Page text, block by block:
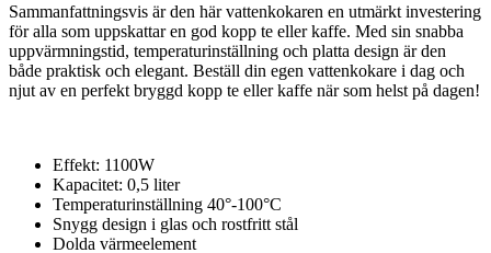
Sammanfattningsvis är den här vattenkokaren en utmärkt investering
för alla som uppskattar en god kopp te eller kaffe. Med sin snabba
uppvärmningstid, temperaturinställning och platta design är den
både praktisk och elegant. Beställ din egen vattenkokare i dag och
njut av en perfekt bryggd kopp te eller kaffe när som helst på dagen!
Effekt: 1100W
Kapacitet: 0,5 liter
Temperaturinställning 40°-100°C
Snygg design i glas och rostfritt stål
Dolda värmeelement